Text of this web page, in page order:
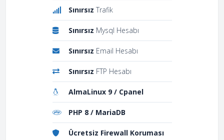
Sınırsız Trafik
Sınırsız Mysql Hesabı
Sınırsız Email Hesabı
Sınırsız FTP Hesabı
AlmaLinux 9 / Cpanel
PHP 8 / MariaDB
Ücretsiz Firewall Koruması